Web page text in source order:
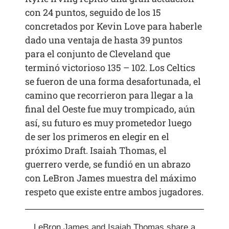
con 24 puntos, seguido de los 15
concretados por Kevin Love para haberle
dado una ventaja de hasta 39 puntos
para el conjunto de Cleveland que
terminó victorioso 135 – 102. Los Celtics
se fueron de una forma desafortunada, el
camino que recorrieron para llegar a la
final del Oeste fue muy trompicado, aún
así, su futuro es muy prometedor luego
de ser los primeros en elegir en el
próximo Draft. Isaiah Thomas, el
guerrero verde, se fundió en un abrazo
con LeBron James muestra del máximo
respeto que existe entre ambos jugadores.